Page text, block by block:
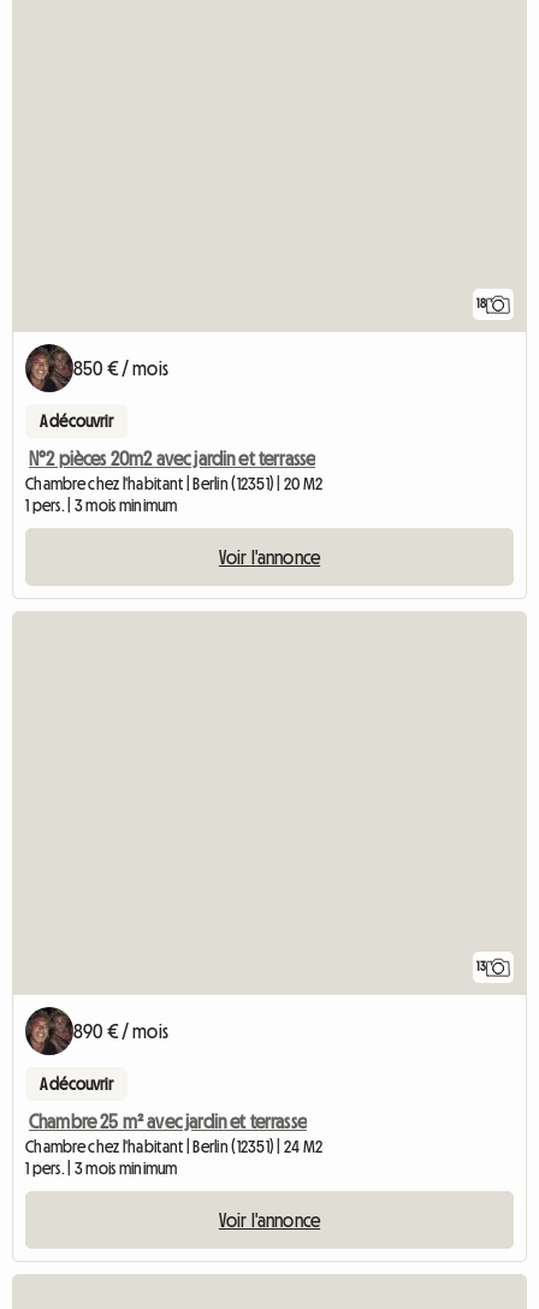
18
850 € / mois
A découvrir
N°2 pièces 20m2 avec jardin et terrasse
Chambre chez l'habitant | Berlin (12351) | 20 M2
1 pers. | 3 mois minimum
Voir l'annonce
13
890 € / mois
A découvrir
Chambre 25 m² avec jardin et terrasse
Chambre chez l'habitant | Berlin (12351) | 24 M2
1 pers. | 3 mois minimum
Voir l'annonce